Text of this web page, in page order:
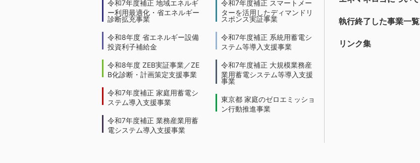
令和7年度補正 地域エネルギ
ー利用最適化・省エネルギー
診断拡充事業
令和8年度 省エネルギー設備
投資利子補給金
令和8年度 ZEB実証事業／ZE
B化診断・計画策定支援事業
令和7年度補正 家庭用蓄電シ
ステム導入支援事業
令和7年度補正 業務産業用蓄
電システム導入支援事業
令和7年度補正 スマートメー
ターを活用したディマンドリ
スポンス実証事業
令和7年度補正 系統用蓄電シ
ステム等導入支援事業
令和7年度補正 大規模業務産
業用蓄電システム等導入支援
事業
東京都 家庭のゼロエミッショ
ン行動推進事業
執行終了した事業一覧
リンク集